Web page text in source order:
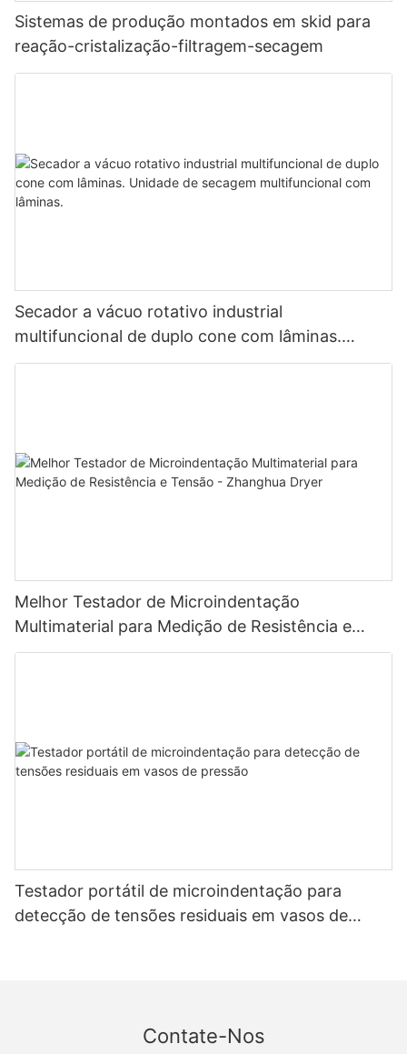
Sistemas de produção montados em skid para
reação-cristalização-filtragem-secagem
Secador a vácuo rotativo industrial
multifuncional de duplo cone com lâminas.
Unidade de secagem multifuncional com
Melhor Testador de Microindentação
Multimaterial para Medição de Resistência e
Tensão - Zhanghua Dryer
Testador portátil de microindentação para
detecção de tensões residuais em vasos de
Contate-Nos